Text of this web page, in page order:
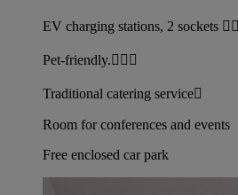
EV charging stations, 2 sockets 
Pet-friendly.
Traditional catering service
Room for conferences and events
Free enclosed car park